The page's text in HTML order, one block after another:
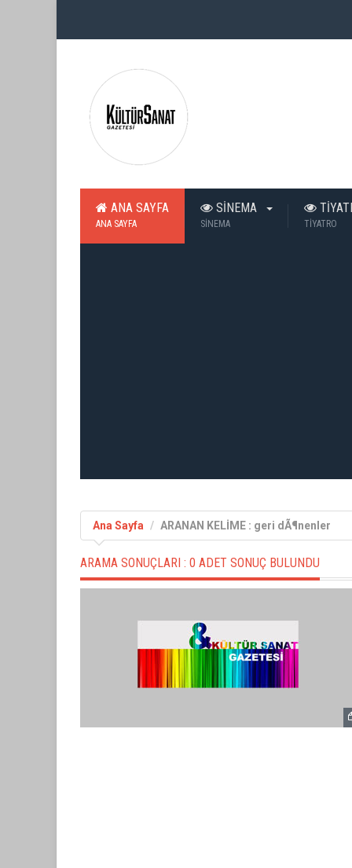
ANA SAYFA
ANA SAYFA
SİNEMA
SİNEMA TİYATRO
Ana Sayfa ARANAN KELİME : geri dÃ¶nenler
ARAMA SONUÇLARI : 0 ADET SONUÇ BULUNDU